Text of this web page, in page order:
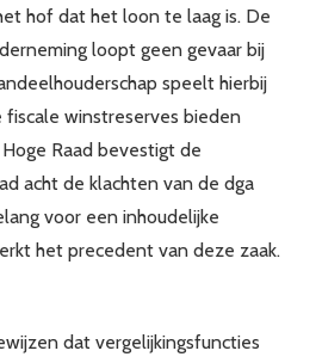
hof dat het loon te laag is. De
loopt geen gevaar bij
speelt hierbij
fiscale winstreserves bieden
Raad bevestigt de
acht de klachten van de dga
voor een inhoudelijke
het precedent van deze zaak.
dat vergelijkingsfuncties